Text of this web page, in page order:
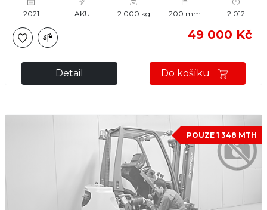
2021 AKU 2 000 kg 200 mm 2 012
49 000 Kč
Detail Do košíku
POUZE 1 348 MTH